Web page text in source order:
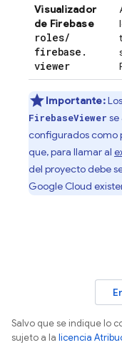
Visualizador
de Firebase
roles/
firebase .
viewer
Importante:
FirebaseViewer se
configurados como
que, para llamar al
del proyecto debe
Google Cloud
Salvo que se indique lo
sujeto a la licencia